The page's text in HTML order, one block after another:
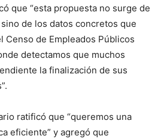
que “esta propuesta no surge de
de los datos concretos que
Censo de Empleados Públicos
detectamos que muchos
la finalización de sus
ratificó que “queremos una
eficiente” y agregó que